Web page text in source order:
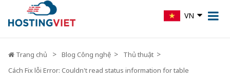
VN
Trang chủ Blog Công nghệ
Thủ thuật
Cách Fix lỗi Error: Couldn't read status information for table